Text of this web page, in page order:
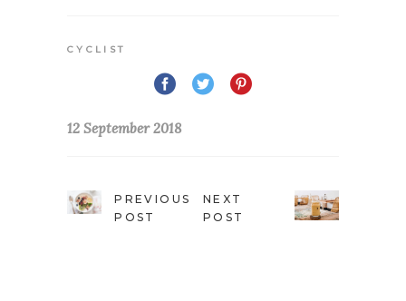
CYCLIST
12 September 2018
PREVIOUS
POST
NEXT
POST